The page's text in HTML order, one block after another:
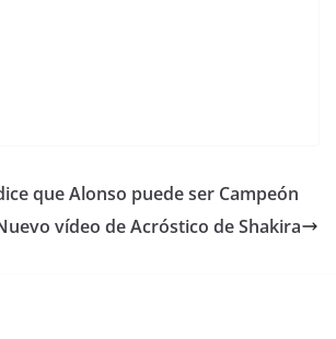
que Alonso puede ser Campeón
vídeo de Acróstico de Shakira